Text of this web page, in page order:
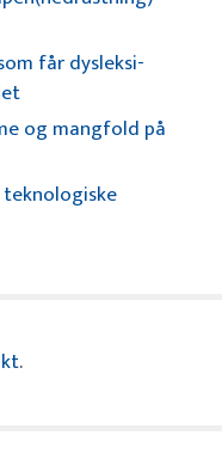
får dysleksi-
og mangfold på
teknologiske
.